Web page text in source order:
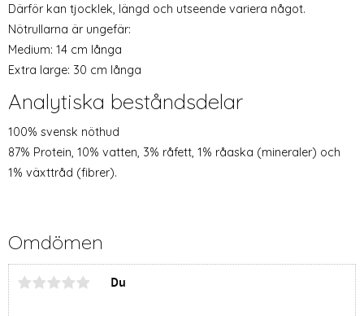
Därför kan tjocklek, längd och utseende variera något.
Nötrullarna är ungefär:
Medium: 14 cm långa
Extra large: 30 cm långa
Analytiska beståndsdelar
100% svensk nöthud
87% Protein, 10% vatten, 3% råfett, 1% råaska (mineraler) och
1% växttråd (fibrer).
Omdömen
Du